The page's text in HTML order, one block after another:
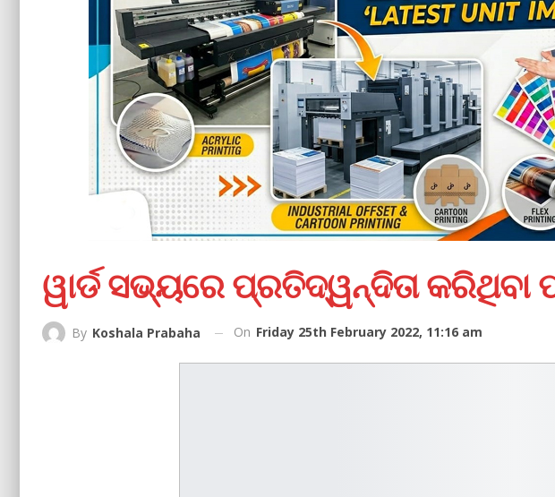
ୱାର୍ଡ ସଭ୍ୟରେ ପ୍ରତିଦ୍ୱନ୍ଦିତା କରିଥିବା
By Koshala Prabaha On Friday 25th February 2022, 11:16 am